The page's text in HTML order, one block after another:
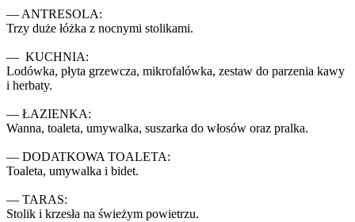
— ANTRESOLA:
Trzy duże łóżka z nocnymi stolikami.
—  KUCHNIA:
Lodówka, płyta grzewcza, mikrofalówka, zestaw do parzenia kawy
i herbaty.
— ŁAZIENKA:
Wanna, toaleta, umywalka, suszarka do włosów oraz pralka.
— DODATKOWA TOALETA:
Toaleta, umywalka i bidet.
— TARAS:
Stolik i krzesła na świeżym powietrzu.